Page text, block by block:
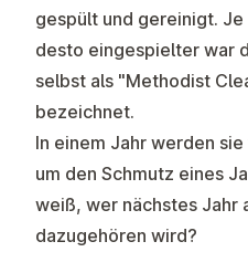
gespült und gereinigt.
desto eingespielter war
selbst als "Methodist
bezeichnet.
In einem Jahr werden
um den Schmutz eines
weiß, wer nächstes Jahr
dazugehören wird?